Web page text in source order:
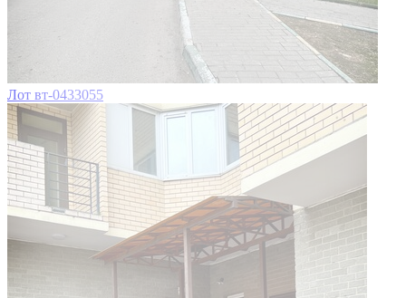
Лот вт-0433055